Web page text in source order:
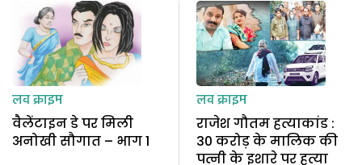
लव क्राइम
वैलेंटाइन डे पर मिली
अनोखी सौगात – भाग 1
लव क्राइम
राजेश गौतम हत्याकांड :
30 करोड़ के मालिक की
पत्नी के इशारे पर हत्या